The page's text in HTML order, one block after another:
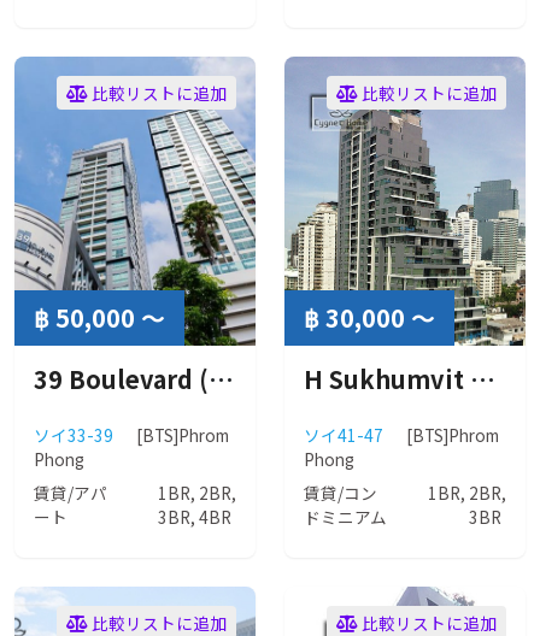
比較リストに追加
฿ 50,000 ～
39 Boulevard (39 ブールバード)
ソイ33-39
[BTS]Phrom
Phong
賃貸/アパ
ート
1BR, 2BR,
3BR, 4BR
比較リストに追加
฿ 30,000 ～
H Sukhumvit 43 Condominium ( H スクンビット 43 コンドミニアム )
ソイ41-47
[BTS]Phrom
Phong
賃貸/コン
ドミニアム
1BR, 2BR,
3BR
比較リストに追加 比較リストに追加